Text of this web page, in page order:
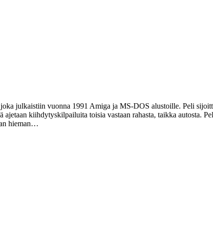
julkaistiin vuonna 1991 Amiga ja MS-DOS alustoille. Peli
kiihdytyskilpailuita toisia vastaan rahasta, taikka autosta.
hieman…